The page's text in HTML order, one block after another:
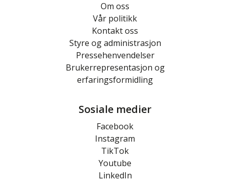
Om oss
Vår politikk
Kontakt oss
Styre og administrasjon
Pressehenvendelser
Brukerrepresentasjon og
erfaringsformidling
Sosiale medier
Facebook
Instagram
TikTok
Youtube
LinkedIn